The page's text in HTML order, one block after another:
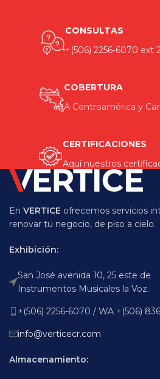
CONSULTAS
+(506) 2256-6070 ext
COBERTURA
A Centroamérica y
CERTIFICACIONES
Aquí nuestros
En VERTICE ofrecemos servicios
renovar tu negocio, de piso a cielo.
Exhibición:
San José avenida 10, 25 este de
Instrumentos Musicales la Voz.
+(506) 2256-6070 / WA +(506)
info@verticecr.com
Almacenamiento: